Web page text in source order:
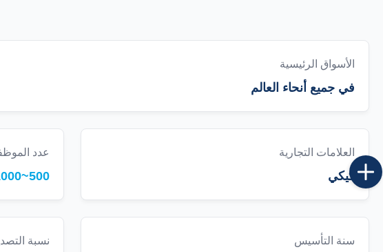
الأسواق الرئيسية
في جميع أنحاء العالم
العلامات التجارية
كيكي
عدد
500~1000
سنة التأسيس نسبة